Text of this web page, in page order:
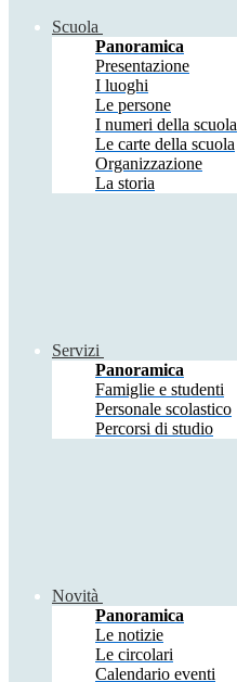
Scuola
Panoramica
Presentazione
I luoghi
Le persone
I numeri della scuola
Le carte della scuola
Organizzazione
La storia
Servizi
Panoramica
Famiglie e studenti
Personale scolastico
Percorsi di studio
Novità
Panoramica
Le notizie
Le circolari
Calendario eventi